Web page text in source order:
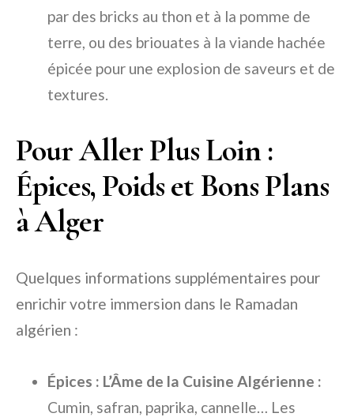
par des bricks au thon et à la pomme de
terre, ou des briouates à la viande hachée
épicée pour une explosion de saveurs et de
textures.
Pour Aller Plus Loin :
Épices, Poids et Bons Plans
à Alger
Quelques informations supplémentaires pour
enrichir votre immersion dans le Ramadan
algérien :
Épices : L’Âme de la Cuisine Algérienne :
Cumin, safran, paprika, cannelle… Les